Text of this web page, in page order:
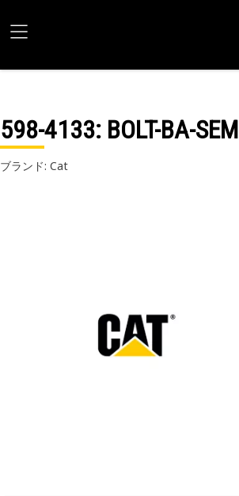
598-4133: BOLT-BA-SEM
ブランド: Cat